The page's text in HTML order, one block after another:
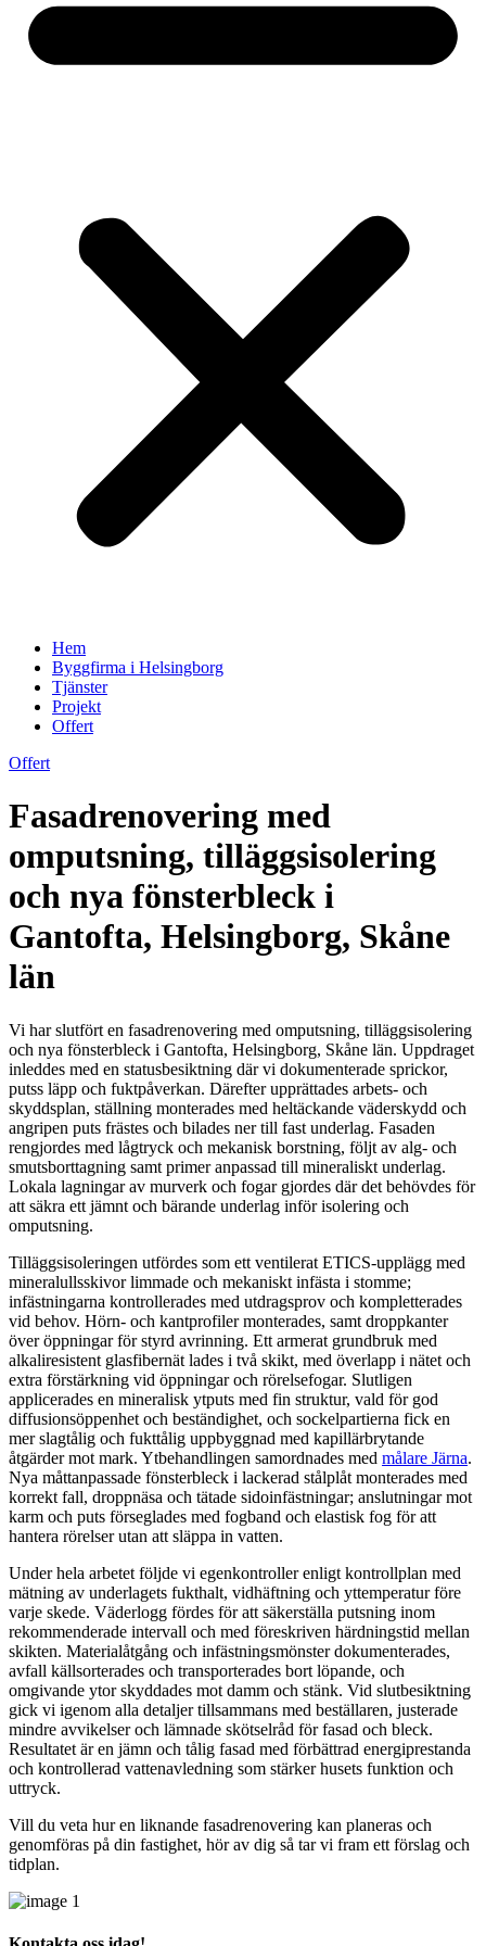
Hem
Byggfirma i Helsingborg
Tjänster
Projekt
Offert
Offert
Fasadrenovering med
omputsning, tilläggsisolering
och nya fönsterbleck i
Gantofta, Helsingborg, Skåne
län
Vi har slutfört en fasadrenovering med omputsning, tilläggsisolering
och nya fönsterbleck i Gantofta, Helsingborg, Skåne län. Uppdraget
inleddes med en statusbesiktning där vi dokumenterade sprickor,
puts­s läpp och fuktpåverkan. Därefter upprättades arbets- och
skyddsplan, ställning monterades med heltäckande väderskydd och
angripen puts frästes och bilades ner till fast underlag. Fasaden
rengjordes med lågtryck och mekanisk borstning, följt av alg- och
smutsborttagning samt primer anpassad till mineraliskt underlag.
Lokala lagningar av murverk och fogar gjordes där det behövdes för
att säkra ett jämnt och bärande underlag inför isolering och
omputsning.
Tilläggsisoleringen utfördes som ett ventilerat ETICS-upplägg med
mineralullsskivor limmade och mekaniskt infästa i stomme;
infästningarna kontrollerades med utdragsprov och kompletterades
vid behov. Hörn- och kantprofiler monterades, samt droppkanter
över öppningar för styrd avrinning. Ett armerat grundbruk med
alkaliresistent glasfibernät lades i två skikt, med överlapp i nätet och
extra förstärkning vid öppningar och rörelsefogar. Slutligen
applicerades en mineralisk ytputs med fin struktur, vald för god
diffusionsöppenhet och beständighet, och sockelpartierna fick en
mer slagtålig och fukttålig uppbyggnad med kapillärbrytande
åtgärder mot mark. Ytbehandlingen samordnades med målare Järna.
Nya måttanpassade fönsterbleck i lackerad stålplåt monterades med
korrekt fall, droppnäsa och tätade sidoinfästningar; anslutningar mot
karm och puts förseglades med fogband och elastisk fog för att
hantera rörelser utan att släppa in vatten.
Under hela arbetet följde vi egenkontroller enligt kontrollplan med
mätning av underlagets fukthalt, vidhäftning och yttemperatur före
varje skede. Väderlogg fördes för att säkerställa putsning inom
rekommenderade intervall och med föreskriven härdningstid mellan
skikten. Materialåtgång och infästningsmönster dokumenterades,
avfall källsorterades och transporterades bort löpande, och
omgivande ytor skyddades mot damm och stänk. Vid slutbesiktning
gick vi igenom alla detaljer tillsammans med beställaren, justerade
mindre avvikelser och lämnade skötselråd för fasad och bleck.
Resultatet är en jämn och tålig fasad med förbättrad energiprestanda
och kontrollerad vattenavledning som stärker husets funktion och
uttryck.
Vill du veta hur en liknande fasadrenovering kan planeras och
genomföras på din fastighet, hör av dig så tar vi fram ett förslag och
tidplan.